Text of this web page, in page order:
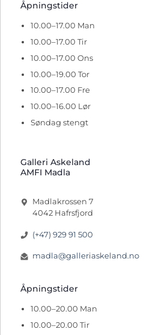
Åpningstider
10.00–17.00 Man
10.00–17.00 Tir
10.00–17.00 Ons
10.00–19.00 Tor
10.00–17.00 Fre
10.00–16.00 Lør
Søndag stengt
Galleri Askeland
AMFI Madla
Madlakrossen 7
4042 Hafrsfjord
(+47) 929 91 500
madla@galleriaskeland.no
Åpningstider
10.00–20.00 Man
10.00–20.00 Tir